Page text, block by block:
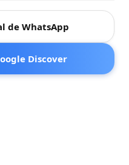
de WhatsApp
Discover